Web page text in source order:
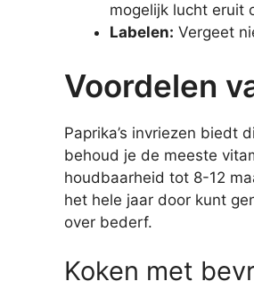
mogelijk lucht eruit
Labelen: Vergeet
Voordelen
Paprika’s invriezen biedt
behoud je de meeste
houdbaarheid tot 8-12
het hele jaar door kunt
over bederf.
Koken met